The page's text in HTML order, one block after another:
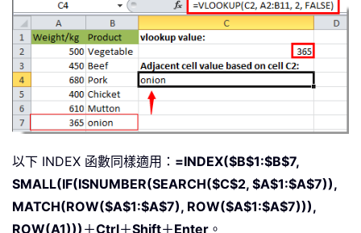
以下 INDEX 函數同樣適用： =INDEX($B$1:$B$7,
SMALL(IF(ISNUMBER(SEARCH($C$2, $A$1:$A$7)),
MATCH(ROW($A$1:$A$7), ROW($A$1:$A$7))),
ROW(A1))) ＋Ctrl＋Shift＋Enter 。